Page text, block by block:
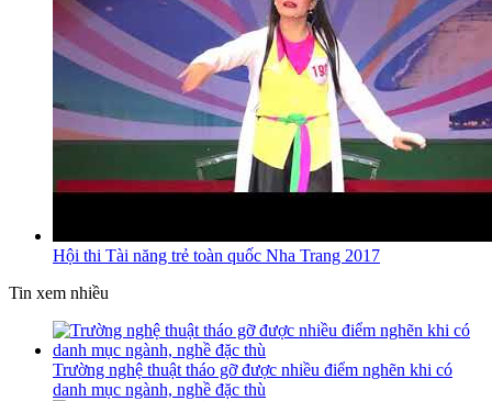
Hội thi Tài năng trẻ toàn quốc Nha Trang 2017
Tin xem nhiều
Trường nghệ thuật tháo gỡ được nhiều điểm nghẽn khi có
danh mục ngành, nghề đặc thù